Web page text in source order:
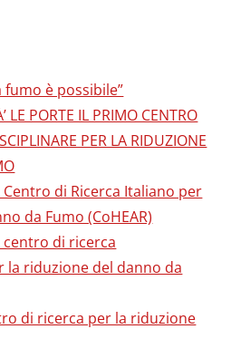
fumo è possibile”
LE PORTE IL PRIMO CENTRO
PER LA RIDUZIONE
di Ricerca Italiano per
da Fumo (CoHEAR)
di ricerca
riduzione del danno da
di ricerca per la riduzione